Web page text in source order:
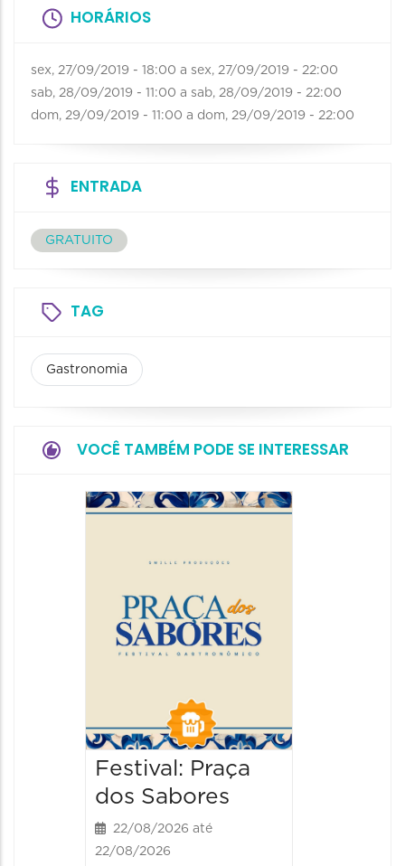
HORÁRIOS
sex, 27/09/2019 - 18:00 a sex, 27/09/2019 - 22:00
sab, 28/09/2019 - 11:00 a sab, 28/09/2019 - 22:00
dom, 29/09/2019 - 11:00 a dom, 29/09/2019 - 22:00
ENTRADA
GRATUITO
TAG
Gastronomia
VOCÊ TAMBÉM PODE SE INTERESSAR
Festival: Praça
dos Sabores
22/08/2026 até
22/08/2026